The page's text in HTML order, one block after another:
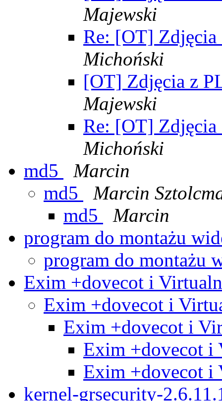
Majewski
Re: [OT]
Michoński
[OT] Zdjęcia z
Majewski
Re: [OT]
Michoński
md5
Marcin
md5
Marcin
md5
Marcin
program do montażu
program do montażu
Exim +dovecot i
Exim +dovecot i
Exim +dovecot i
Exim +dovecot
Exim +dovecot
kernel-grsecurity-